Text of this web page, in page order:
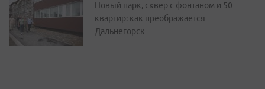
Новый парк, сквер с фонтаном и 50
квартир: как преображается
Дальнегорск